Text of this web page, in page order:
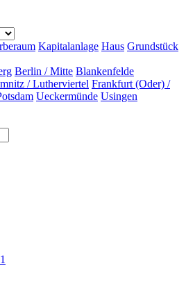
Kapitalanlage Haus Grundstück
Berlin / Mitte Blankenfelde
/ Lutherviertel Frankfurt (Oder) /
Ueckermünde Usingen
1